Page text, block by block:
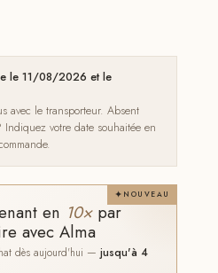
le 11/08/2026 et le
avec le transporteur. Absent
votre date souhaitée en
NOUVEAU
en 10×par
avec Alma
dès aujourd'hui —jusqu'à 4